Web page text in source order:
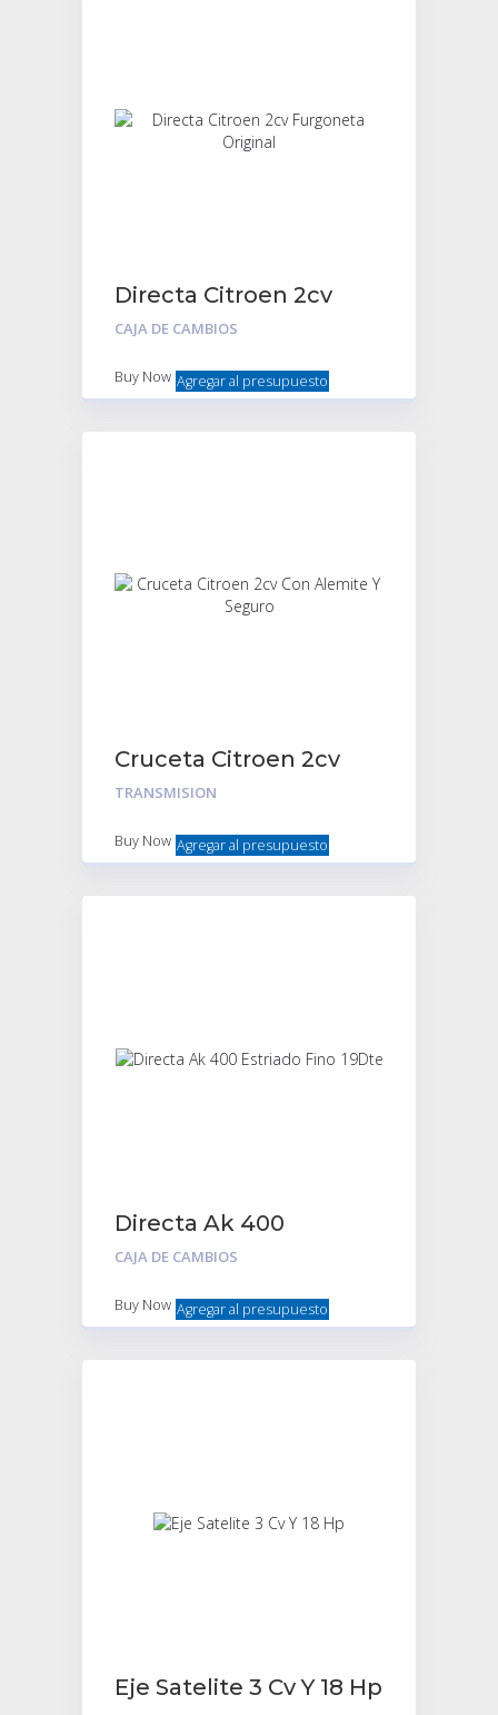
Directa Citroen 2cv
Furgoneta Original
CAJA DE CAMBIOS
Buy Now Agregar al presupuesto
Cruceta Citroen 2cv
Con Alemite Y Seguro
TRANSMISION
Buy Now Agregar al presupuesto
Directa Ak 400
Estriado Fino 19Dte
CAJA DE CAMBIOS
Buy Now Agregar al presupuesto
Eje Satelite 3 Cv Y 18 Hp